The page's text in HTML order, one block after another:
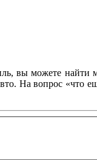
вы можете найти
На вопрос «что